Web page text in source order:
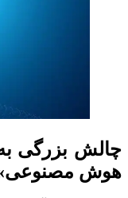
چالش بزرگی
هوش